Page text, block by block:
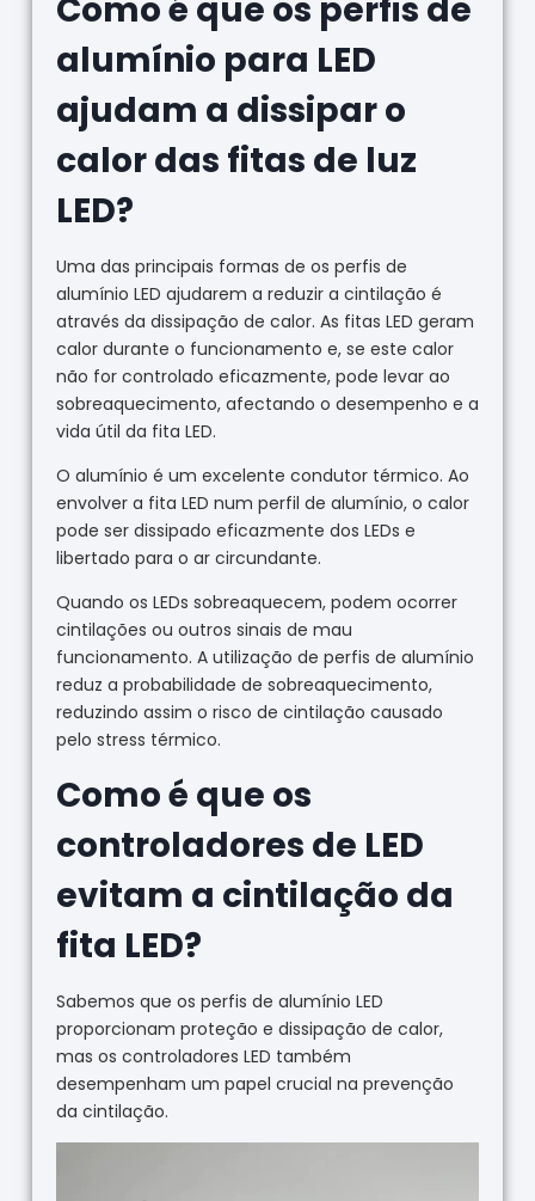
Como é que os perfis de
alumínio para LED
ajudam a dissipar o
calor das fitas de luz
LED?
Uma das principais formas de os perfis de
alumínio LED ajudarem a reduzir a cintilação é
através da dissipação de calor. As fitas LED geram
calor durante o funcionamento e, se este calor
não for controlado eficazmente, pode levar ao
sobreaquecimento, afectando o desempenho e a
vida útil da fita LED.
O alumínio é um excelente condutor térmico. Ao
envolver a fita LED num perfil de alumínio, o calor
pode ser dissipado eficazmente dos LEDs e
libertado para o ar circundante.
Quando os LEDs sobreaquecem, podem ocorrer
cintilações ou outros sinais de mau
funcionamento. A utilização de perfis de alumínio
reduz a probabilidade de sobreaquecimento,
reduzindo assim o risco de cintilação causado
pelo stress térmico.
Como é que os
controladores de LED
evitam a cintilação da
fita LED?
Sabemos que os perfis de alumínio LED
proporcionam proteção e dissipação de calor,
mas os controladores LED também
desempenham um papel crucial na prevenção
da cintilação.